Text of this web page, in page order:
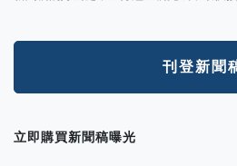
刊登新聞
立即購買新聞稿曝光